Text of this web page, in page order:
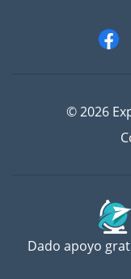
© 2026
Dado apoyo